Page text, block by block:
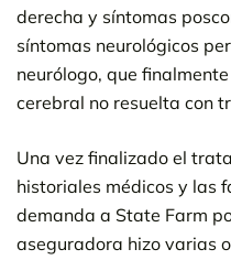
derecha y síntomas
síntomas neurológicos
neurólogo, que
cerebral no resuelta con
Una vez finalizado el
historiales médicos y las
demanda a State Farm
aseguradora hizo varias